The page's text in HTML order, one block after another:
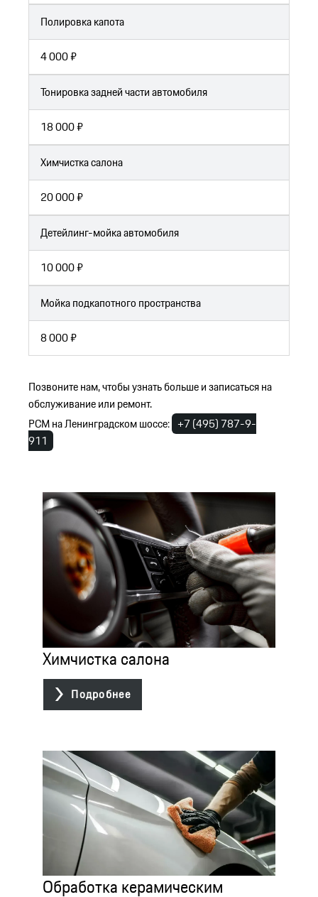
Полировка капота
4 000 ₽
Тонировка задней части автомобиля
18 000 ₽
Химчистка салона
20 000 ₽
Детейлинг-мойка автомобиля
10 000 ₽
Мойка подкапотного пространства
8 000 ₽
Позвоните нам, чтобы узнать больше и записаться на
обслуживание или ремонт.
PCM на Ленинградском шоссе: +7 (495) 787-9-
911
Химчистка салона
 Подробнее
Обработка керамическим